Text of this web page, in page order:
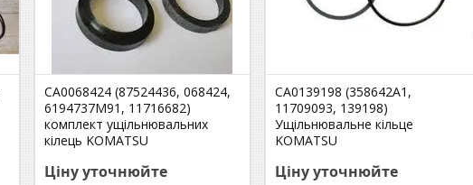
CA0068424 (87524436, 068424,
6194737M91, 11716682)
комплект ущільнювальних
кілець KOMATSU
Ціну уточнюйте
CA0139198 (358642A1,
11709093, 139198)
Ущільнювальне кільце
KOMATSU
Ціну уточнюйте